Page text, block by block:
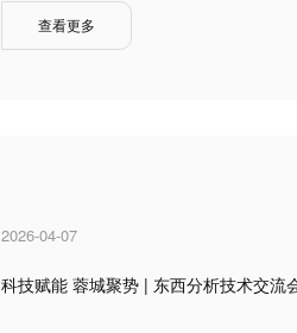
查看更多
2026-04-07
科技赋能 蓉城聚势 | 东西分析技术交流